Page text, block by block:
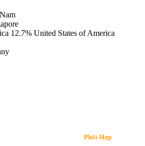
12.7% United States of America
Phối-Hợp